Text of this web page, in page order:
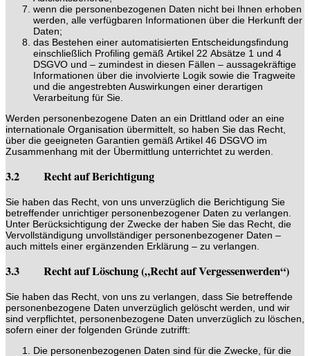
wenn die personenbezogenen Daten nicht bei Ihnen erhoben
werden, alle verfügbaren Informationen über die Herkunft der
Daten;
das Bestehen einer automatisierten Entscheidungsfindung
einschließlich Profiling gemäß Artikel 22 Absätze 1 und 4
DSGVO und – zumindest in diesen Fällen – aussagekräftige
Informationen über die involvierte Logik sowie die Tragweite
und die angestrebten Auswirkungen einer derartigen
Verarbeitung für Sie.
Werden personenbezogene Daten an ein Drittland oder an eine
internationale Organisation übermittelt, so haben Sie das Recht,
über die geeigneten Garantien gemäß Artikel 46 DSGVO im
Zusammenhang mit der Übermittlung unterrichtet zu werden.
3.2 Recht auf Berichtigung
Sie haben das Recht, von uns unverzüglich die Berichtigung Sie
betreffender unrichtiger personenbezogener Daten zu verlangen.
Unter Berücksichtigung der Zwecke der haben Sie das Recht, die
Vervollständigung unvollständiger personenbezogener Daten –
auch mittels einer ergänzenden Erklärung – zu verlangen.
3.3 Recht auf Löschung („Recht auf Vergessenwerden“)
Sie haben das Recht, von uns zu verlangen, dass Sie betreffende
personenbezogene Daten unverzüglich gelöscht werden, und wir
sind verpflichtet, personenbezogene Daten unverzüglich zu löschen,
sofern einer der folgenden Gründe zutrifft:
Die personenbezogenen Daten sind für die Zwecke, für die